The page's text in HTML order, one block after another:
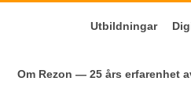
Utbildningar
Om Rezon — 25 års erfarenhet